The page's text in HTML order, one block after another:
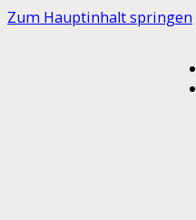
Zum Hauptinhalt springen